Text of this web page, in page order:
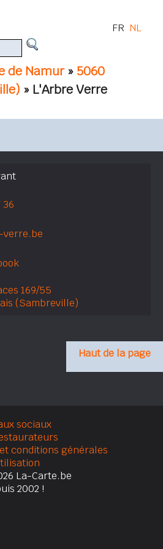
de Namur» 5060
» L'Arbre Verre
FR NL
36
169/55
(Sambreville)
Haut de la page
sociaux
conditions générales
La-Carte.be
2002 !